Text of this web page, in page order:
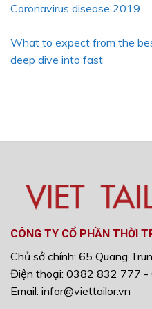
Coronavirus disease 2019
What to expect from the
deep dive into fast
CÔNG TY CỔ PHẦN THỜI
Chủ sở chính: 65 Quang
Điện thoại: 0382 832 777
Email: infor@viettailor.vn